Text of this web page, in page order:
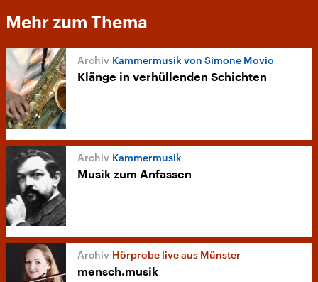
Mehr zum Thema
Kammermusik von Simone Movio
Klänge in verhüllenden Schichten
Kammermusik
Musik zum Anfassen
Hörprobe live aus Münster
mensch.musik